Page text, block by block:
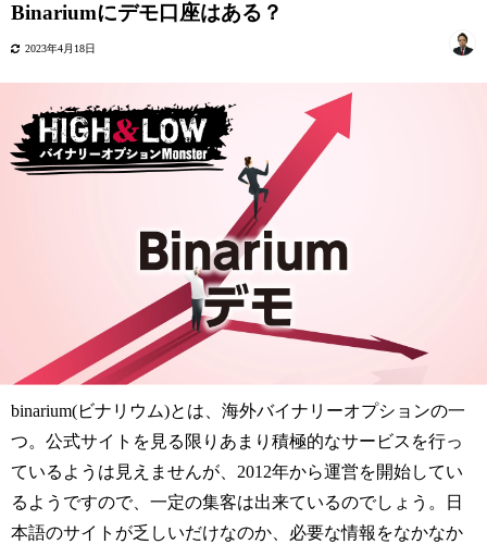
Binariumにデモ口座はある？
2023年4月18日
binarium(ビナリウム)とは、海外バイナリーオプションの一
つ。公式サイトを見る限りあまり積極的なサービスを行っ
ているようは見えませんが、2012年から運営を開始してい
るようですので、一定の集客は出来ているのでしょう。日
本語のサイトが乏しいだけなのか、必要な情報をなかなか